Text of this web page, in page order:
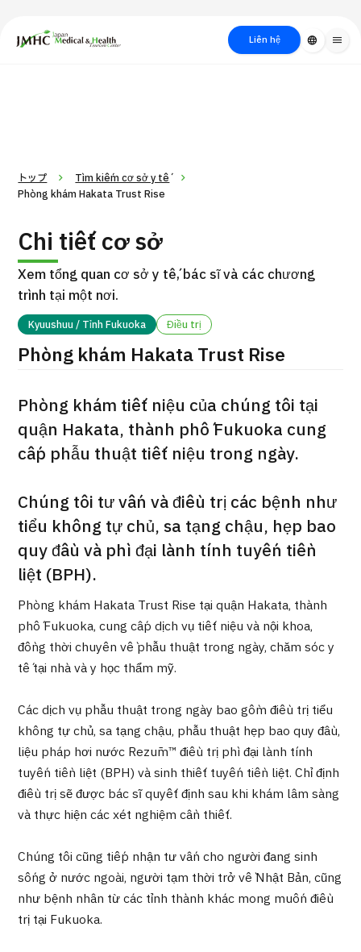
Trung tâm Du lịch Y tế & Sức khỏe Nhật Bản (JMHC)
Liên hệ language menu
TOP
Giới thiệu
Bệnh nhân QT
Về Japan Medical
Chương trình
Tìm theo bộ phận / bệnh
Tìm theo xét nghiệm / phương pháp /
cách điều trị
Tìm kiếm y học thẩm mỹ
Tin tức
Dành cho cơ sở y tế
Gói dịch vụ ý kiến y tế thứ hai cho bệnh nhân quốc tế（Bệnh
viện Đa khoa Shonan Kamakura）
2026.01.12
トップ
Tìm kiếm cơ sở y tế
Phòng khám Hakata Trust Rise
Chi tiết cơ sở
Xem tổng quan cơ sở y tế, bác sĩ và các chương
trình tại một nơi.
Kyuushuu / Tỉnh Fukuoka Điều trị
Phòng khám Hakata Trust Rise
Phòng khám tiết niệu của chúng tôi tại
quận Hakata, thành phố Fukuoka cung
cấp phẫu thuật tiết niệu trong ngày.
Chúng tôi tư vấn và điều trị các bệnh như
tiểu không tự chủ, sa tạng chậu, hẹp bao
quy đầu và phì đại lành tính tuyến tiền
liệt (BPH).
Phòng khám Hakata Trust Rise tại quận Hakata, thành
phố Fukuoka, cung cấp dịch vụ tiết niệu và nội khoa,
đồng thời chuyên về phẫu thuật trong ngày, chăm sóc y
tế tại nhà và y học thẩm mỹ.
Các dịch vụ phẫu thuật trong ngày bao gồm điều trị tiểu
không tự chủ, sa tạng chậu, phẫu thuật hẹp bao quy đầu,
liệu pháp hơi nước Rezūm™ điều trị phì đại lành tính
tuyến tiền liệt (BPH) và sinh thiết tuyến tiền liệt. Chỉ định
điều trị sẽ được bác sĩ quyết định sau khi khám lâm sàng
và thực hiện các xét nghiệm cần thiết.
Chúng tôi cũng tiếp nhận tư vấn cho người đang sinh
sống ở nước ngoài, người tạm thời trở về Nhật Bản, cũng
như bệnh nhân từ các tỉnh thành khác mong muốn điều
trị tại Fukuoka.